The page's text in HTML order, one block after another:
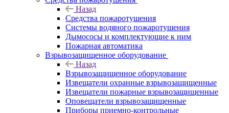
Назад
Средства пожаротушения
Системы водяного пожаротушения
Дымососы и комплектующие к ним
Пожарная автоматика
Взрывозащищенное оборудование
Назад
Взрывозащищенное оборудование
Извещатели охранные взрывозащищенные
Извещатели пожарные взрывозащищенные
Оповещатели взрывозащищенные
Приборы приемно-контрольные